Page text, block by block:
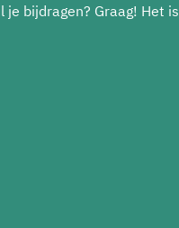
je bijdragen? Graag! Het is